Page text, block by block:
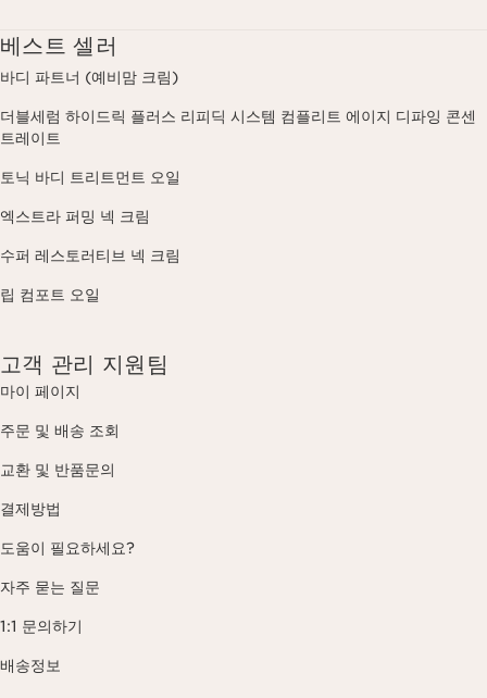
베스트 셀러
바디 파트너 (예비맘 크림)
더블세럼 하이드릭 플러스 리피딕 시스템 컴플리트 에이지 디파잉 콘센
트레이트
토닉 바디 트리트먼트 오일
엑스트라 퍼밍 넥 크림
수퍼 레스토러티브 넥 크림
립 컴포트 오일
고객 관리 지원팀
마이 페이지
주문 및 배송 조회
교환 및 반품문의
결제방법
도움이 필요하세요?
자주 묻는 질문
1:1 문의하기
배송정보